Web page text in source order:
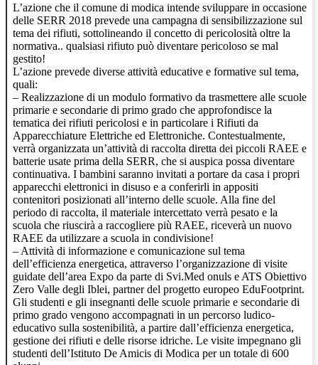
L’azione che il comune di modica intende sviluppare in occasione
delle SERR 2018 prevede una campagna di sensibilizzazione sul
tema dei rifiuti, sottolineando il concetto di pericolosità oltre la
normativa.. qualsiasi rifiuto può diventare pericoloso se mal
gestito!
L’azione prevede diverse attività educative e formative sul tema,
quali:
– Realizzazione di un modulo formativo da trasmettere alle scuole
primarie e secondarie di primo grado che approfondisce la
tematica dei rifiuti pericolosi e in particolare i Rifiuti da
Apparecchiature Elettriche ed Elettroniche. Contestualmente,
verrà organizzata un’attività di raccolta diretta dei piccoli RAEE e
batterie usate prima della SERR, che si auspica possa diventare
continuativa. I bambini saranno invitati a portare da casa i propri
apparecchi elettronici in disuso e a conferirli in appositi
contenitori posizionati all’interno delle scuole. Alla fine del
periodo di raccolta, il materiale intercettato verrà pesato e la
scuola che riuscirà a raccogliere più RAEE, riceverà un nuovo
RAEE da utilizzare a scuola in condivisione!
– Attività di informazione e comunicazione sul tema
dell’efficienza energetica, attraverso l’organizzazione di visite
guidate dell’area Expo da parte di Svi.Med onuls e ATS Obiettivo
Zero Valle degli Iblei, partner del progetto europeo EduFootprint.
Gli studenti e gli insegnanti delle scuole primarie e secondarie di
primo grado vengono accompagnati in un percorso ludico-
educativo sulla sostenibilità, a partire dall’efficienza energetica,
gestione dei rifiuti e delle risorse idriche. Le visite impegnano gli
studenti dell’Istituto De Amicis di Modica per un totale di 600